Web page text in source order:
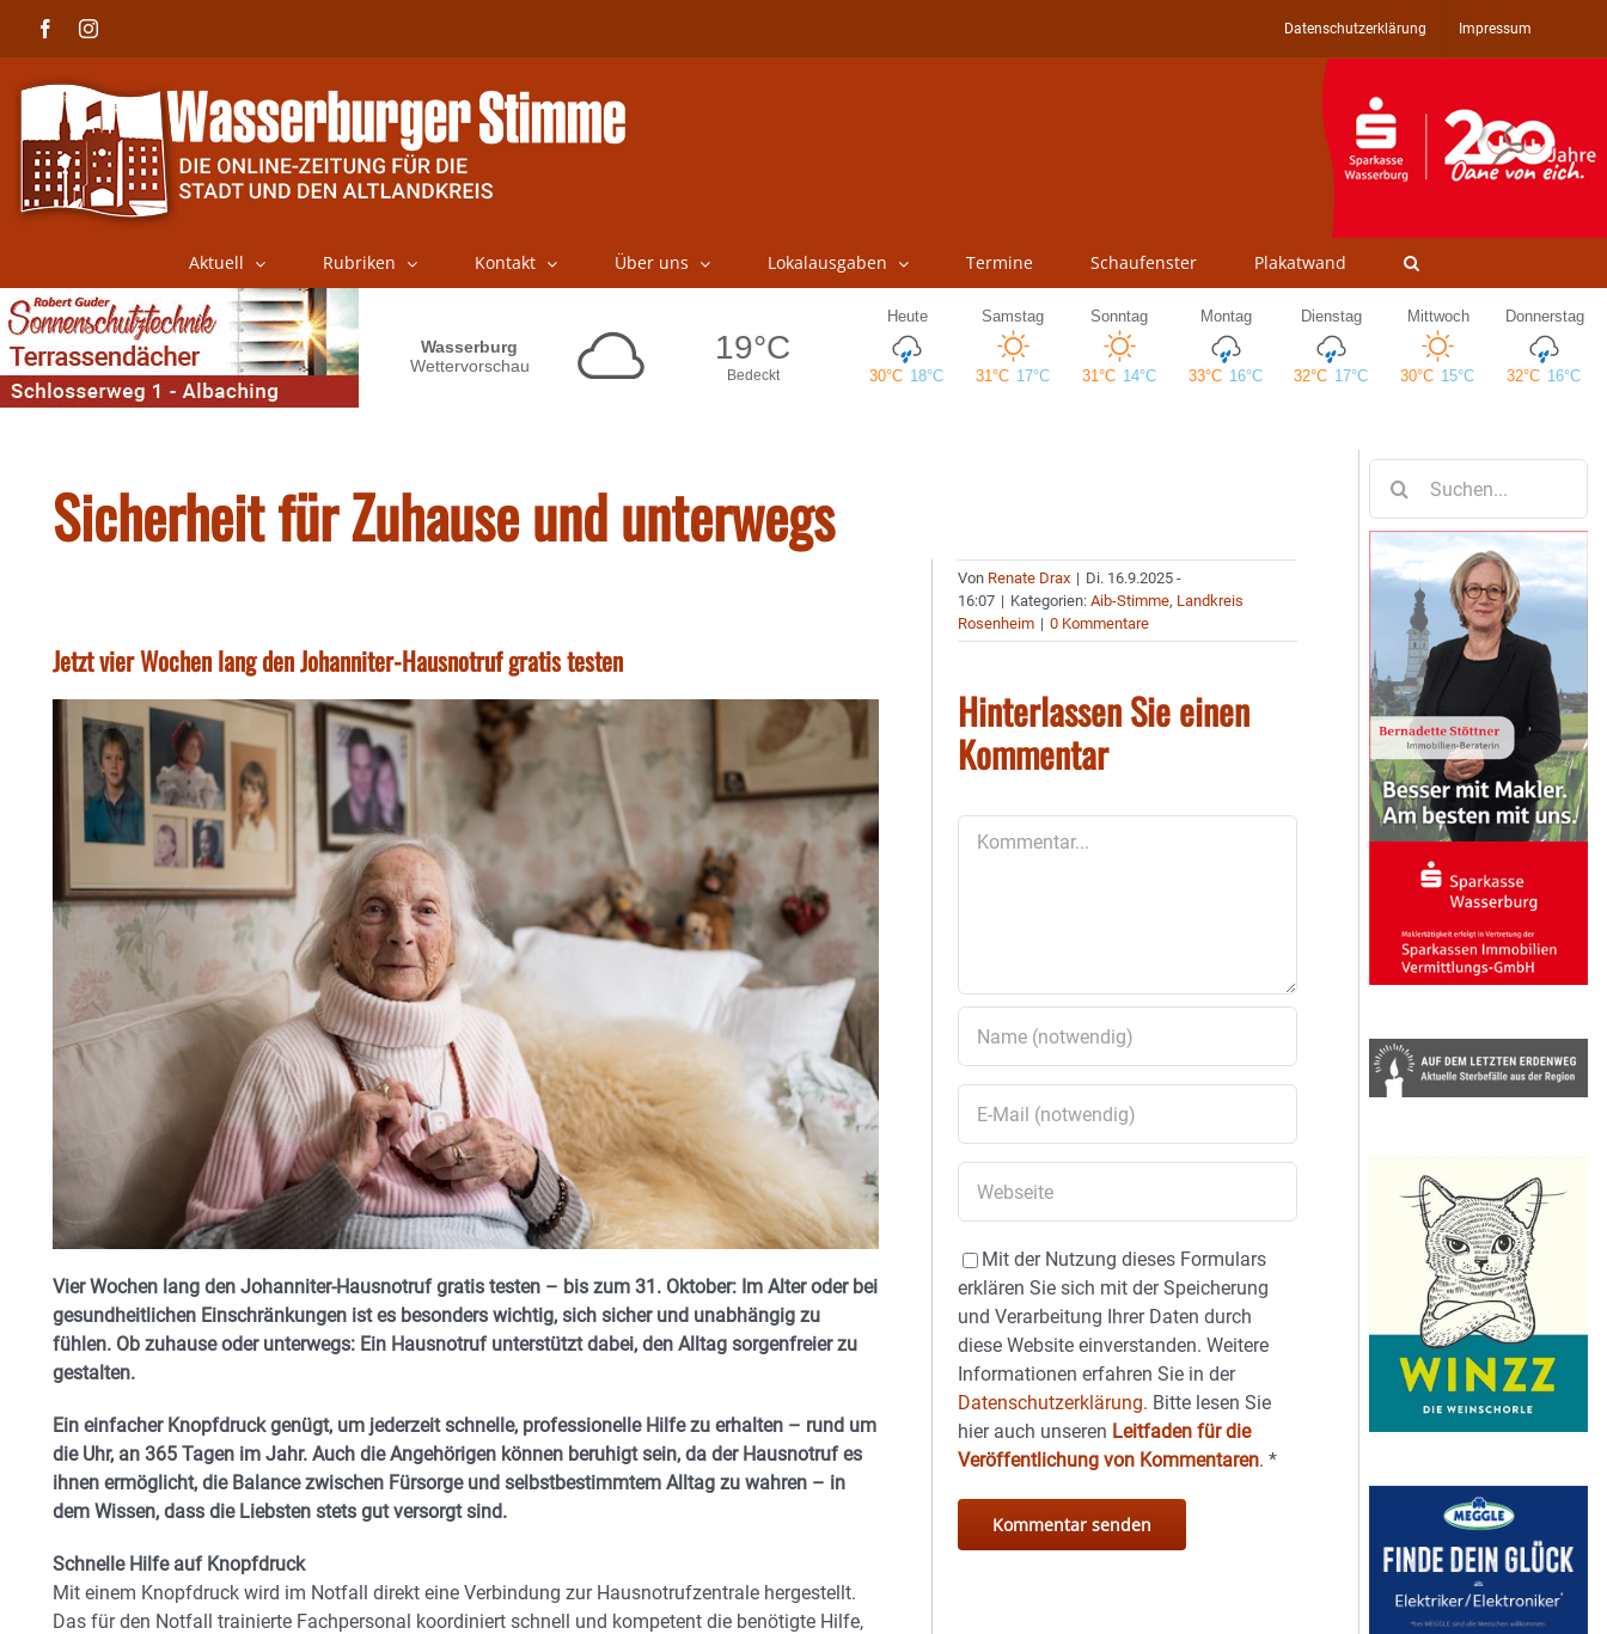
FacebookInstagram Datenschutzerklärung Impressum
Aktuell Rubriken Kontakt Über uns Lokalausgaben Termine Schaufenster Plakatwand
Sicherheit für Zuhause und unterwegs
Jetzt vier Wochen lang den Johanniter-Hausnotruf gratis testen
Vier Wochen lang den Johanniter-Hausnotruf gratis testen – bis zum 31. Oktober: Im Alter oder bei
gesundheitlichen Einschränkungen ist es besonders wichtig, sich sicher und unabhängig zu
fühlen. Ob zuhause oder unterwegs: Ein Hausnotruf unterstützt dabei, den Alltag sorgenfreier zu
gestalten.
Ein einfacher Knopfdruck genügt, um jederzeit schnelle, professionelle Hilfe zu erhalten – rund um
die Uhr, an 365 Tagen im Jahr. Auch die Angehörigen können beruhigt sein, da der Hausnotruf es
ihnen ermöglicht, die Balance zwischen Fürsorge und selbstbestimmtem Alltag zu wahren – in
dem Wissen, dass die Liebsten stets gut versorgt sind.
Schnelle Hilfe auf Knopfdruck
Mit einem Knopfdruck wird im Notfall direkt eine Verbindung zur Hausnotrufzentrale hergestellt.
Das für den Notfall trainierte Fachpersonal koordiniert schnell und kompetent die benötigte Hilfe,
Von Renate Drax | Di. 16.9.2025 -
16:07 | Kategorien:Aib-Stimme, Landkreis
Rosenheim | 0 Kommentare
Hinterlassen Sie einen
Kommentar
Mit der Nutzung dieses Formulars
erklären Sie sich mit der Speicherung
und Verarbeitung Ihrer Daten durch
diese Website einverstanden. Weitere
Informationen erfahren Sie in der
Datenschutzerklärung. Bitte lesen Sie
hier auch unseren Leitfaden für die
Veröffentlichung von Kommentaren.*
nach: